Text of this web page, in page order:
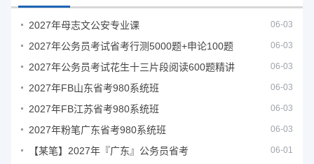
2027年母志文公安专业课 06-03
2027年公务员考试省考行测5000题+申论100题 06-03
2027年公务员考试花生十三片段阅读600题精讲 06-03
2027年FB山东省考980系统班 06-03
2027年FB江苏省考980系统班 06-03
2027年粉笔广东省考980系统班 06-03
【某笔】2027年『广东』公务员省考 06-01